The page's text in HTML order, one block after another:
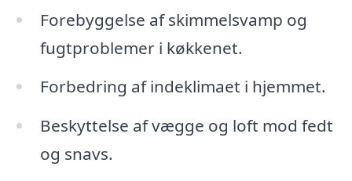
Forebyggelse af skimmelsvamp og
fugtproblemer i køkkenet.
Forbedring af indeklimaet i hjemmet.
Beskyttelse af vægge og loft mod fedt
og snavs.